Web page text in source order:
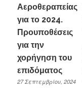
Αεροθεραπείας
για το 2024.
Προυποθέσεις
για την
χορήγηση του
επιδόματος
27 Σεπτεμβρίου, 2024